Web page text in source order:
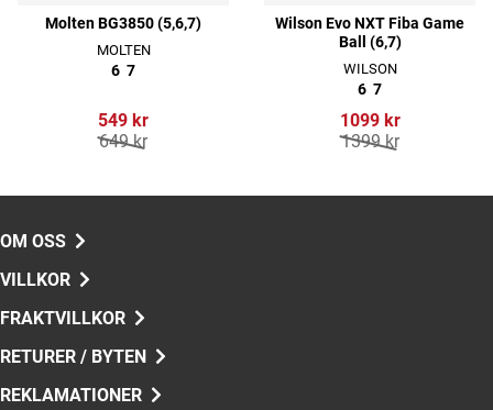
Molten BG3850 (5,6,7)
MOLTEN
6 7
549 kr
649 kr
Wilson Evo NXT Fiba Game
Ball (6,7)
WILSON
6 7
1099 kr
1399 kr
OM OSS
VILLKOR
FRAKTVILLKOR
RETURER / BYTEN
REKLAMATIONER